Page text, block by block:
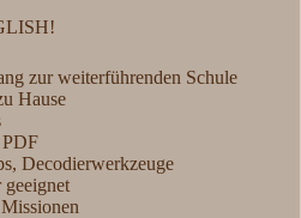
zur weiterführenden Schule
Hause
PDF
Decodierwerkzeuge